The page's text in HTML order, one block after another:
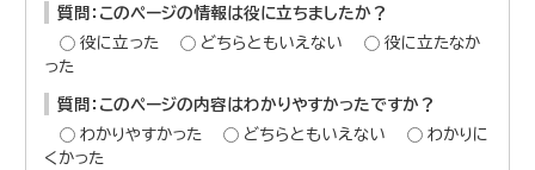
質問：このページの情報は役に立ちましたか？
役に立った
どちらともいえない
役に立たなか
った
質問：このページの内容はわかりやすかったですか？
わかりやすかった
どちらともいえない
わかりに
くかった